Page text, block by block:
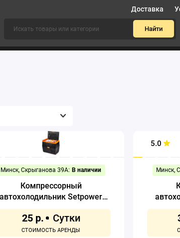
Доставка
Найти
Минск, Скрыганова 39А: В наличии
Компрессорный
автохолодильник Setpower
TC35 35л (черный)
25 р.
5.0
Минск,